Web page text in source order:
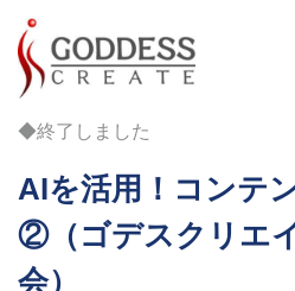
◆終了しました
AIを活用！コンテ
②（ゴデスクリエ
会）